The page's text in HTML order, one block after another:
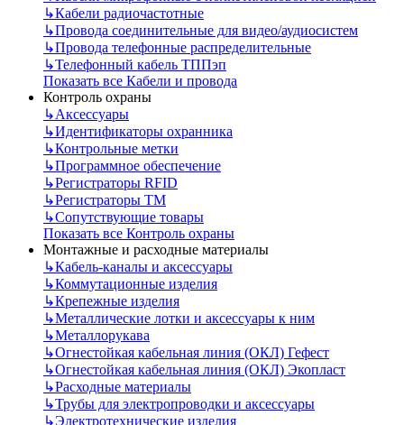
↳Кабели радиочастотные
↳Провода соединительные для видео/аудиосистем
↳Провода телефонные распределительные
↳Телефонный кабель ТППэп
Показать все Кабели и провода
Контроль охраны
↳Аксессуары
↳Идентификаторы охранника
↳Контрольные метки
↳Программное обеспечение
↳Регистраторы RFID
↳Регистраторы ТМ
↳Сопутствующие товары
Показать все Контроль охраны
Монтажные и расходные материалы
↳Кабель-каналы и аксессуары
↳Коммутационные изделия
↳Крепежные изделия
↳Металлические лотки и аксессуары к ним
↳Металлорукава
↳Огнестойкая кабельная линия (ОКЛ) Гефест
↳Огнестойкая кабельная линия (ОКЛ) Экопласт
↳Расходные материалы
↳Трубы для электропроводки и аксессуары
↳Электротехнические изделия